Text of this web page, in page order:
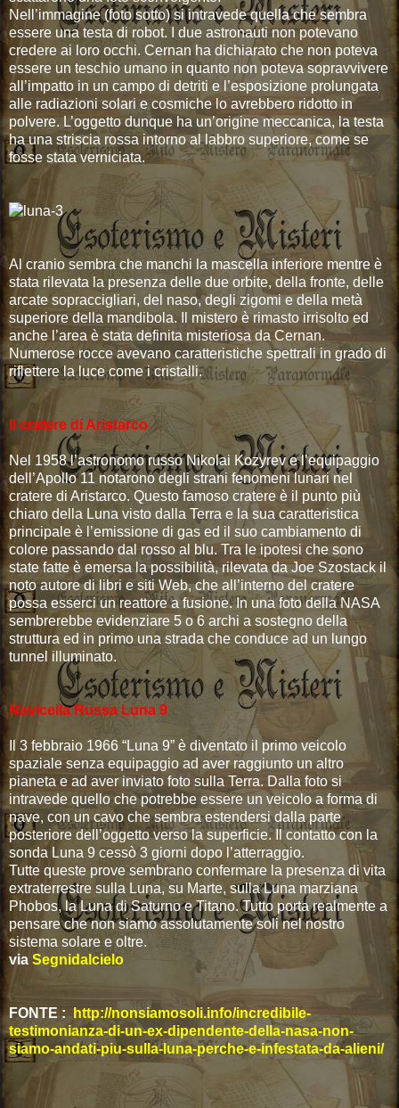
Nell’immagine (foto sotto) si intravede quella che sembra
essere una testa di robot. I due astronauti non potevano
credere ai loro occhi. Cernan ha dichiarato che non poteva
essere un teschio umano in quanto non poteva sopravvivere
all’impatto in un campo di detriti e l’esposizione prolungata
alle radiazioni solari e cosmiche lo avrebbero ridotto in
polvere. L’oggetto dunque ha un’origine meccanica, la testa
ha una striscia rossa intorno al labbro superiore, come se
fosse stata verniciata.
Al cranio sembra che manchi la mascella inferiore mentre è
stata rilevata la presenza delle due orbite, della fronte, delle
arcate sopraccigliari, del naso, degli zigomi e della metà
superiore della mandibola. Il mistero è rimasto irrisolto ed
anche l’area è stata definita misteriosa da Cernan.
Numerose rocce avevano caratteristiche spettrali in grado di
riflettere la luce come i cristalli.
Il cratere di Aristarco
Nel 1958 l’astronomo russo Nikolai Kozyrev e l’equipaggio
dell’Apollo 11 notarono degli strani fenomeni lunari nel
cratere di Aristarco. Questo famoso cratere è il punto più
chiaro della Luna visto dalla Terra e la sua caratteristica
principale è l’emissione di gas ed il suo cambiamento di
colore passando dal rosso al blu. Tra le ipotesi che sono
state fatte è emersa la possibilità, rilevata da Joe Szostack il
noto autore di libri e siti Web, che all’interno del cratere
possa esserci un reattore a fusione. In una foto della NASA
sembrerebbe evidenziare 5 o 6 archi a sostegno della
struttura ed in primo una strada che conduce ad un lungo
tunnel illuminato.
Navicella Russa Luna 9
Il 3 febbraio 1966 “Luna 9” è diventato il primo veicolo
spaziale senza equipaggio ad aver raggiunto un altro
pianeta e ad aver inviato foto sulla Terra. Dalla foto si
intravede quello che potrebbe essere un veicolo a forma di
nave, con un cavo che sembra estendersi dalla parte
posteriore dell’oggetto verso la superficie. Il contatto con la
sonda Luna 9 cessò 3 giorni dopo l’atterraggio.
Tutte queste prove sembrano confermare la presenza di vita
extraterrestre sulla Luna, su Marte, sulla Luna marziana
Phobos, la Luna di Saturno e Titano. Tutto porta realmente a
pensare che non siamo assolutamente soli nel nostro
sistema solare e oltre.
via Segnidalcielo
FONTE : http://nonsiamosoli.info/incredibile-
testimonianza-di-un-ex-dipendente-della-nasa-non-
siamo-andati-piu-sulla-luna-perche-e-infestata-da-alieni/